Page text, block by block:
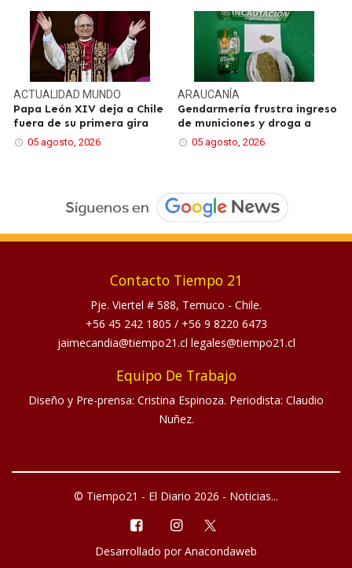
ACTUALIDAD MUNDO
Papa León XIV deja a Chile
fuera de su primera gira
05 agosto, 2026
ARAUCANÍA
Gendarmería frustra ingreso
de municiones y droga a
05 agosto, 2026
Contacto Tiempo 21
Pje. Viertel # 588, Temuco - Chile.
+56 45 242 1805 / +56 9 8220 6473
jaimecandia@tiempo21.cl legales@tiempo21.cl
Equipo De Trabajo
Diseño y Pre-prensa: Cristina Espinoza. Periodista: Claudio
Nuñez.
© Tiempo21 - El Diario 2026 - Noticias...
Desarrollado por Anacondaweb